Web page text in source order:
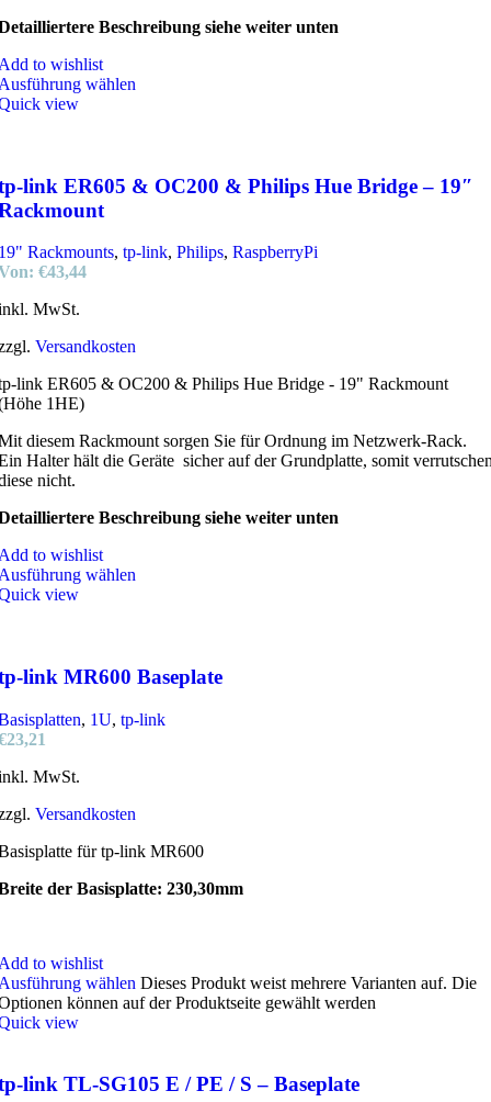
Beschreibung siehe weiter unten
to wishlist
wählen
view
link ER605 & OC200 & Philips Hue Bridge – 19″
Rackmounts, tp-link, Philips, RaspberryPi
€43,44
MwSt.
Versandkosten
link ER605 & OC200 & Philips Hue Bridge - 19" Rackmount
1HE)
diesem Rackmount sorgen Sie für Ordnung im Netzwerk-Rack.
Halter hält die Geräte sicher auf der Grundplatte, somit
nicht.
Beschreibung siehe weiter unten
to wishlist
wählen
view
link MR600 Baseplate
, 1U, tp-link
23,21
MwSt.
Versandkosten
für tp-link MR600
der Basisplatte: 230,30mm
to wishlist
wählen Dieses Produkt weist mehrere Varianten auf. Die
können auf der Produktseite gewählt werden
view
link TL-SG105 E / PE / S – Baseplate